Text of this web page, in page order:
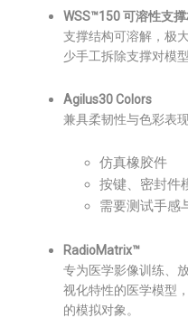
WSS™150 可溶性支
支撑结构可溶解，极
少手工拆除支撑对模
Agilus30 Colors
兼具柔韧性与色彩表
仿真橡胶件
按键、密封件
需要测试手感
RadioMatrix™
专为医学影像训练、
视化特性的医学模型
的模拟对象。